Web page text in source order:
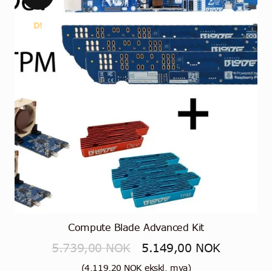
Compute Blade Advanced Kit
D!
5.739,00NOK
Opprinnelig
pris
5.149,00 NOK
(4.119,20 NOKekskl. mva)